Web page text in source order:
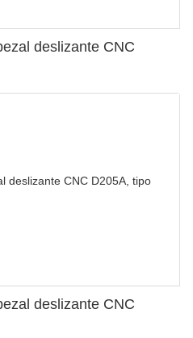
deslizante CNC
deslizante CNC